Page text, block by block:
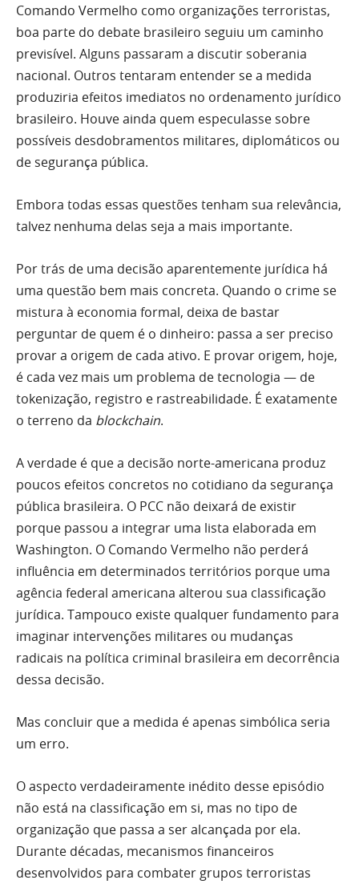
Comando Vermelho como organizações terroristas,
boa parte do debate brasileiro seguiu um caminho
previsível. Alguns passaram a discutir soberania
nacional. Outros tentaram entender se a medida
produziria efeitos imediatos no ordenamento jurídico
brasileiro. Houve ainda quem especulasse sobre
possíveis desdobramentos militares, diplomáticos ou
de segurança pública.
Embora todas essas questões tenham sua relevância,
talvez nenhuma delas seja a mais importante.
Por trás de uma decisão aparentemente jurídica há
uma questão bem mais concreta. Quando o crime se
mistura à economia formal, deixa de bastar
perguntar de quem é o dinheiro: passa a ser preciso
provar a origem de cada ativo. E provar origem, hoje,
é cada vez mais um problema de tecnologia — de
tokenização, registro e rastreabilidade. É exatamente
o terreno da blockchain.
A verdade é que a decisão norte-americana produz
poucos efeitos concretos no cotidiano da segurança
pública brasileira. O PCC não deixará de existir
porque passou a integrar uma lista elaborada em
Washington. O Comando Vermelho não perderá
influência em determinados territórios porque uma
agência federal americana alterou sua classificação
jurídica. Tampouco existe qualquer fundamento para
imaginar intervenções militares ou mudanças
radicais na política criminal brasileira em decorrência
dessa decisão.
Mas concluir que a medida é apenas simbólica seria
um erro.
O aspecto verdadeiramente inédito desse episódio
não está na classificação em si, mas no tipo de
organização que passa a ser alcançada por ela.
Durante décadas, mecanismos financeiros
desenvolvidos para combater grupos terroristas